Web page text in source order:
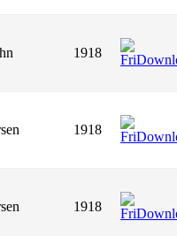
1918
1918
1918